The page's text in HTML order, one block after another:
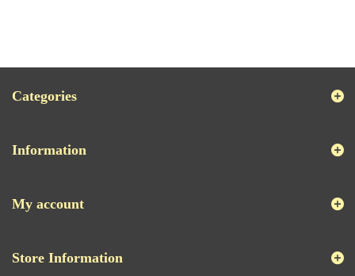
Categories
Information
My account
Store Information